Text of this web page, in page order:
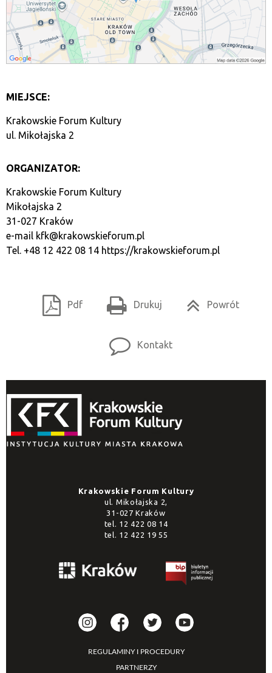
MIEJSCE:
Krakowskie Forum Kultury
ul. Mikołajska 2
ORGANIZATOR:
Krakowskie Forum Kultury
Mikołajska 2
31-027 Kraków
e-mail kfk@krakowskieforum.pl
Tel. +48 12 422 08 14 https://krakowskieforum.pl
Pdf Drukuj Powrót
Kontakt
Krakowskie Forum Kultury
ul. Mikołajska 2,
31-027 Kraków
tel. 12 422 08 14
tel. 12 422 19 55
REGULAMINY I PROCEDURY
PARTNERZY